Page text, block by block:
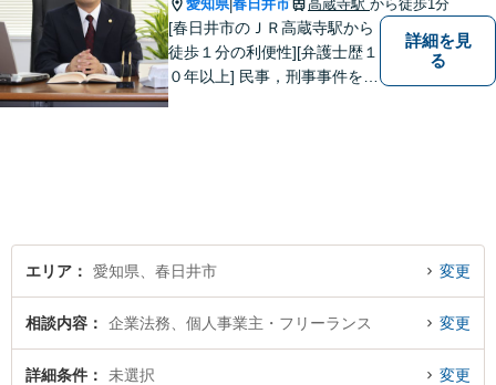
愛知県|春日井市 高蔵寺駅 から徒歩1分
[春日井市のＪＲ高蔵寺駅から
徒歩１分の利便性][弁護士歴１
０年以上] 民事，刑事事件を問
い。
詳細を見
る
エリア 愛知県、春日井市 変更
相談内容 企業法務、個人事業主・フリーランス 変更
詳細条件 未選択 変更